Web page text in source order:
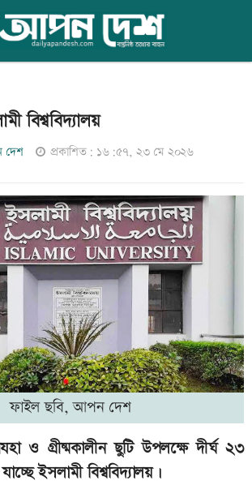
বিশ্ববিদ্যালয়
দেশ প্রকাশিত: ১৬:৫৭, ২৩ মে ২০২৬
ফাইল ছবি, আপন দেশ
ও গ্রীষ্মকালীন ছুটি উপলক্ষে দীর্ঘ ২৩
ইসলামী বিশ্ববিদ্যালয়।